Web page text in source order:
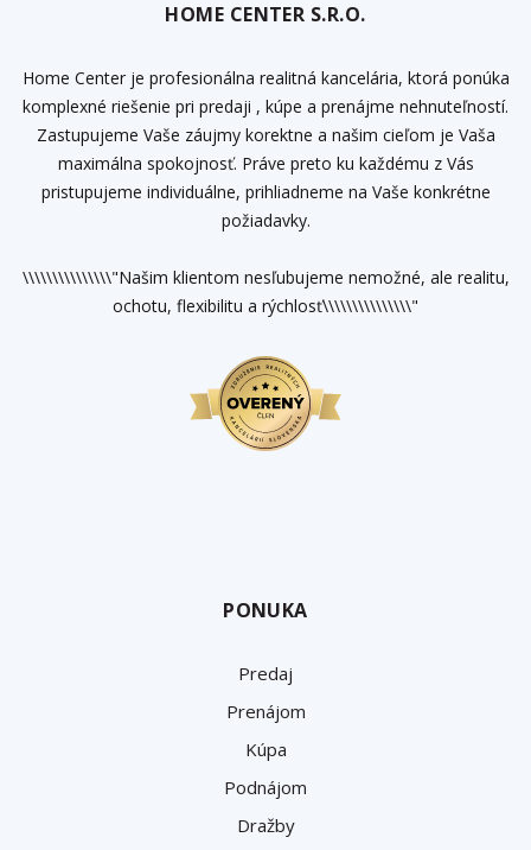
HOME CENTER S.R.O.
Home Center je profesionálna realitná kancelária, ktorá ponúka
komplexné riešenie pri predaji , kúpe a prenájme nehnuteľností.
Zastupujeme Vaše záujmy korektne a našim cieľom je Vaša
maximálna spokojnosť. Práve preto ku každému z Vás
pristupujeme individuálne, prihliadneme na Vaše konkrétne
požiadavky.
\\\\\\\\\\\\\\\"Našim klientom nesľubujeme nemožné, ale realitu,
ochotu, flexibilitu a rýchlosť\\\\\\\\\\\\\\\"
PONUKA
Predaj
Prenájom
Kúpa
Podnájom
Dražby